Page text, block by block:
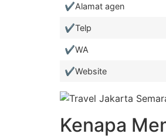
✔️Alamat agen
✔️Telp
✔️WA
✔️Website
Kenapa